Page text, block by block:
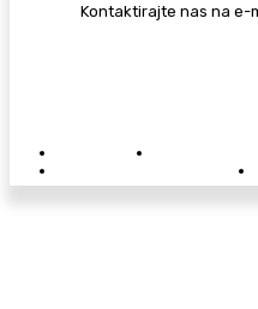
Kontaktirajte nas na e-